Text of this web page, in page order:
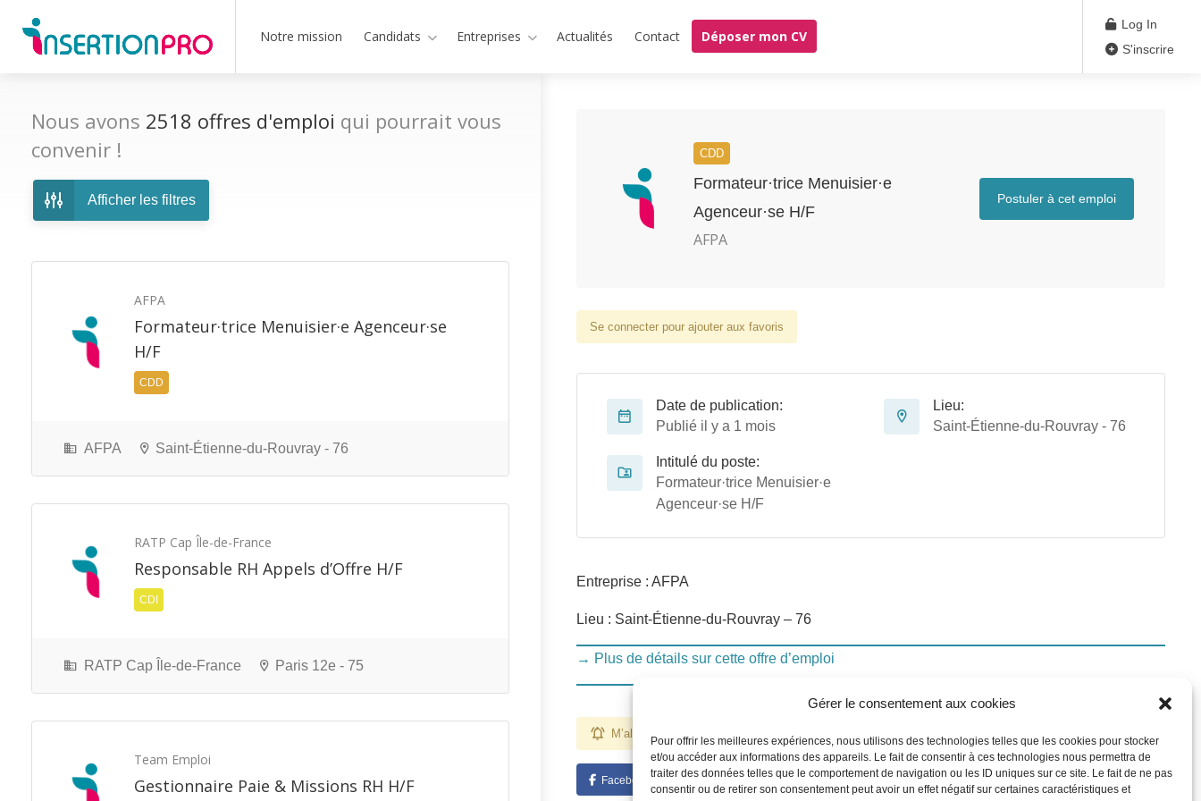
Gérer le consentement aux cookies
Pour offrir les meilleures expériences, nous utilisons des technologies telles que les cookies pour stocker
et/ou accéder aux informations des appareils. Le fait de consentir à ces technologies nous permettra de
traiter des données telles que le comportement de navigation ou les ID uniques sur ce site. Le fait de ne pas
consentir ou de retirer son consentement peut avoir un effet négatif sur certaines caractéristiques et
Notre mission Candidats Entreprises Actualités Contact Déposer mon CV
Log In
S'inscrire
Nous avons 2518 offres d'emploi qui pourrait vous
convenir !
Afficher les filtres
AFPA
Formateur·trice Menuisier·e Agenceur·se
H/F
CDD
AFPA Saint-Étienne-du-Rouvray - 76
RATP Cap Île-de-France
Responsable RH Appels d’Offre H/F
CDI
RATP Cap Île-de-France Paris 12e - 75
Team Emploi
Gestionnaire Paie & Missions RH H/F
CDD
Formateur·trice Menuisier·e
Agenceur·se H/F
AFPA
Postuler à cet emploi
Se connecter pour ajouter aux favoris
Date de publication:
Publié il y a 1 mois
Lieu:
Saint-Étienne-du-Rouvray - 76
Intitulé du poste:
Formateur·trice Menuisier·e
Agenceur·se H/F
Entreprise : AFPA
Lieu : Saint-Étienne-du-Rouvray – 76
→ Plus de détails sur cette offre d’emploi
M’alerter pour des emplois comme celui-ci
Facebook Twitter LinkedIn